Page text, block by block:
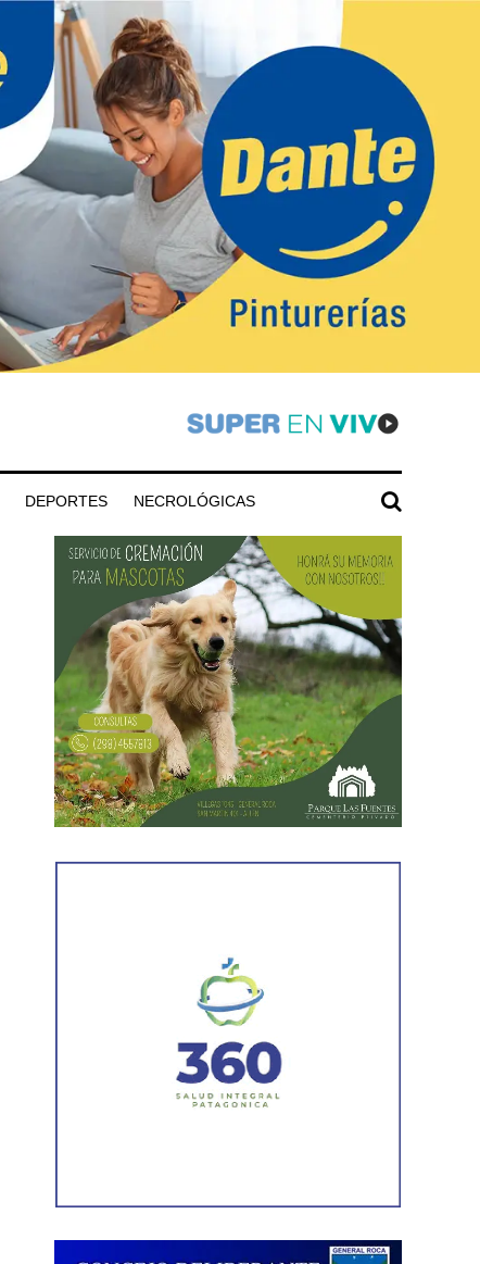
DEPORTES NECROLÓGICAS